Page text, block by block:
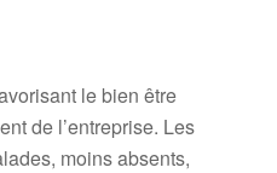
le bien être
de l’entreprise. Les
moins absents,